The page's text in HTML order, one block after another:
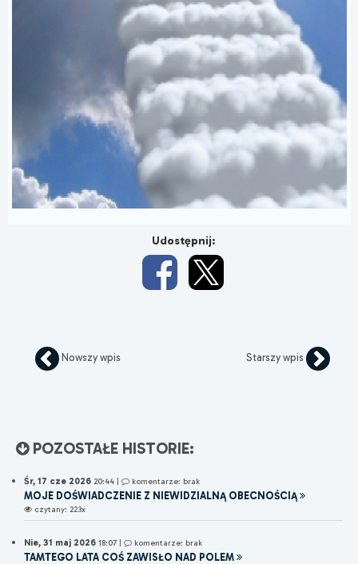
Udostępnij:
Nowszy wpis Starszy wpis
POZOSTAŁE HISTORIE:
Śr, 17 cze 2026 20:44 | komentarze: brak
MOJE DOŚWIADCZENIE Z NIEWIDZIALNĄ OBECNOŚCIĄ
czytany: 223x
Nie, 31 maj 2026 18:07 | komentarze: brak
TAMTEGO LATA COŚ ZAWISŁO NAD POLEM